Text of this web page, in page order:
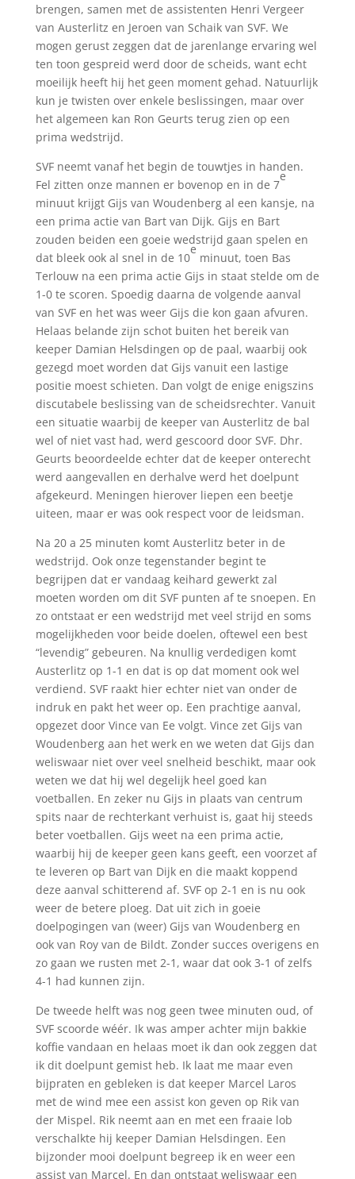
brengen, samen met de assistenten Henri Vergeer
van Austerlitz en Jeroen van Schaik van SVF. We
mogen gerust zeggen dat de jarenlange ervaring wel
ten toon gespreid werd door de scheids, want echt
moeilijk heeft hij het geen moment gehad. Natuurlijk
kun je twisten over enkele beslissingen, maar over
het algemeen kan Ron Geurts terug zien op een
prima wedstrijd.
SVF neemt vanaf het begin de touwtjes in handen.
Fel zitten onze mannen er bovenop en in de 7
e
minuut krijgt Gijs van Woudenberg al een kansje, na
een prima actie van Bart van Dijk. Gijs en Bart
zouden beiden een goeie wedstrijd gaan spelen en
dat bleek ook al snel in de 10
e
minuut, toen Bas
Terlouw na een prima actie Gijs in staat stelde om de
1-0 te scoren. Spoedig daarna de volgende aanval
van SVF en het was weer Gijs die kon gaan afvuren.
Helaas belande zijn schot buiten het bereik van
keeper Damian Helsdingen op de paal, waarbij ook
gezegd moet worden dat Gijs vanuit een lastige
positie moest schieten. Dan volgt de enige enigszins
discutabele beslissing van de scheidsrechter. Vanuit
een situatie waarbij de keeper van Austerlitz de bal
wel of niet vast had, werd gescoord door SVF. Dhr.
Geurts beoordeelde echter dat de keeper onterecht
werd aangevallen en derhalve werd het doelpunt
afgekeurd. Meningen hierover liepen een beetje
uiteen, maar er was ook respect voor de leidsman.
Na 20 a 25 minuten komt Austerlitz beter in de
wedstrijd. Ook onze tegenstander begint te
begrijpen dat er vandaag keihard gewerkt zal
moeten worden om dit SVF punten af te snoepen. En
zo ontstaat er een wedstrijd met veel strijd en soms
mogelijkheden voor beide doelen, oftewel een best
“levendig” gebeuren. Na knullig verdedigen komt
Austerlitz op 1-1 en dat is op dat moment ook wel
verdiend. SVF raakt hier echter niet van onder de
indruk en pakt het weer op. Een prachtige aanval,
opgezet door Vince van Ee volgt. Vince zet Gijs van
Woudenberg aan het werk en we weten dat Gijs dan
weliswaar niet over veel snelheid beschikt, maar ook
weten we dat hij wel degelijk heel goed kan
voetballen. En zeker nu Gijs in plaats van centrum
spits naar de rechterkant verhuist is, gaat hij steeds
beter voetballen. Gijs weet na een prima actie,
waarbij hij de keeper geen kans geeft, een voorzet af
te leveren op Bart van Dijk en die maakt koppend
deze aanval schitterend af. SVF op 2-1 en is nu ook
weer de betere ploeg. Dat uit zich in goeie
doelpogingen van (weer) Gijs van Woudenberg en
ook van Roy van de Bildt. Zonder succes overigens en
zo gaan we rusten met 2-1, waar dat ook 3-1 of zelfs
4-1 had kunnen zijn.
De tweede helft was nog geen twee minuten oud, of
SVF scoorde wéér. Ik was amper achter mijn bakkie
koffie vandaan en helaas moet ik dan ook zeggen dat
ik dit doelpunt gemist heb. Ik laat me maar even
bijpraten en gebleken is dat keeper Marcel Laros
met de wind mee een assist kon geven op Rik van
der Mispel. Rik neemt aan en met een fraaie lob
verschalkte hij keeper Damian Helsdingen. Een
bijzonder mooi doelpunt begreep ik en weer een
assist van Marcel. En dan ontstaat weliswaar een